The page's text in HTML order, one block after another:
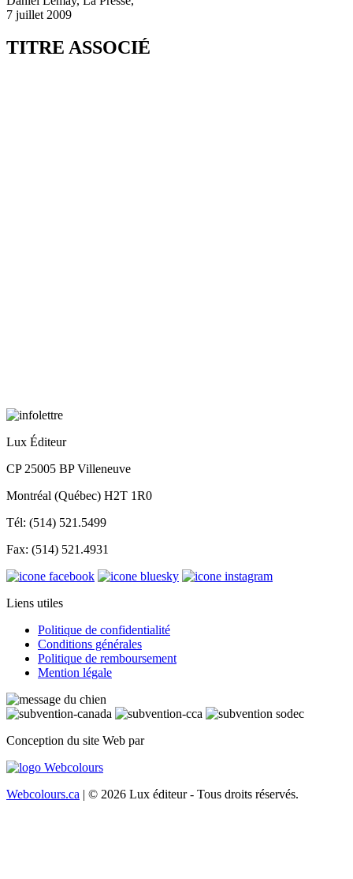
7 juillet 2009
TITRE ASSOCIÉ
Lux Éditeur
CP 25005 BP Villeneuve
Montréal (Québec) H2T 1R0
Tél: (514) 521.5499
Fax: (514) 521.4931
Liens utiles
Politique de confidentialité
Conditions générales
Politique de remboursement
Mention légale
Conception du site Web par
Webcolours.ca | © 2026 Lux éditeur - Tous droits réservés.